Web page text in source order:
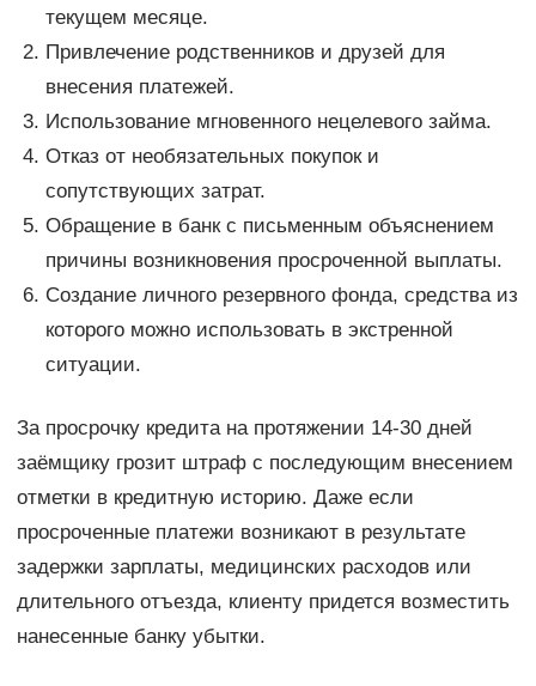
текущем месяце.
Привлечение родственников и друзей для
внесения платежей.
Использование мгновенного нецелевого займа.
Отказ от необязательных покупок и
сопутствующих затрат.
Обращение в банк с письменным объяснением
причины возникновения просроченной выплаты.
Создание личного резервного фонда, средства из
которого можно использовать в экстренной
ситуации.
За просрочку кредита на протяжении 14-30 дней
заёмщику грозит штраф с последующим внесением
отметки в кредитную историю. Даже если
просроченные платежи возникают в результате
задержки зарплаты, медицинских расходов или
длительного отъезда, клиенту придется возместить
нанесенные банку убытки.